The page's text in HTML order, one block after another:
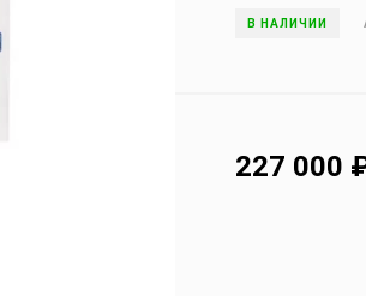
В НАЛИЧИИ
227 000